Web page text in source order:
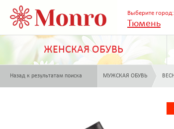
Выберите город:
Тюмень
ЖЕНСКАЯ ОБУВЬ
Назад к результатам поиска МУЖСКАЯ ОБУВЬ